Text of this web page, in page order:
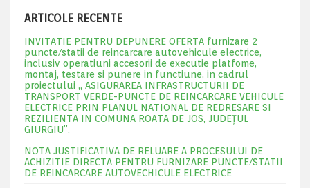
ARTICOLE RECENTE
INVITATIE PENTRU DEPUNERE OFERTA furnizare 2
puncte/statii de reincarcare autovehicule electrice,
inclusiv operatiuni accesorii de executie platfome,
montaj, testare si punere in functiune, in cadrul
proiectului „ ASIGURAREA INFRASTRUCTURII DE
TRANSPORT VERDE-PUNCTE DE REINCARCARE VEHICULE
ELECTRICE PRIN PLANUL NATIONAL DE REDRESARE SI
REZILIENTA IN COMUNA ROATA DE JOS, JUDEŢUL
GIURGIU”.
NOTA JUSTIFICATIVA DE RELUARE A PROCESULUI DE
ACHIZITIE DIRECTA PENTRU FURNIZARE PUNCTE/STATII
DE REINCARCARE AUTOVECHICULE ELECTRICE